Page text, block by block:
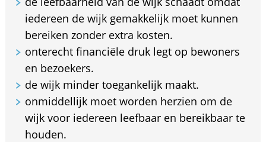
iedereen de wijk gemakkelijk moet kunnen
bereiken zonder extra kosten.
onterecht financiële druk legt op bewoners
en bezoekers.
de wijk minder toegankelijk maakt.
onmiddellijk moet worden herzien om de
wijk voor iedereen leefbaar en bereikbaar te
houden.